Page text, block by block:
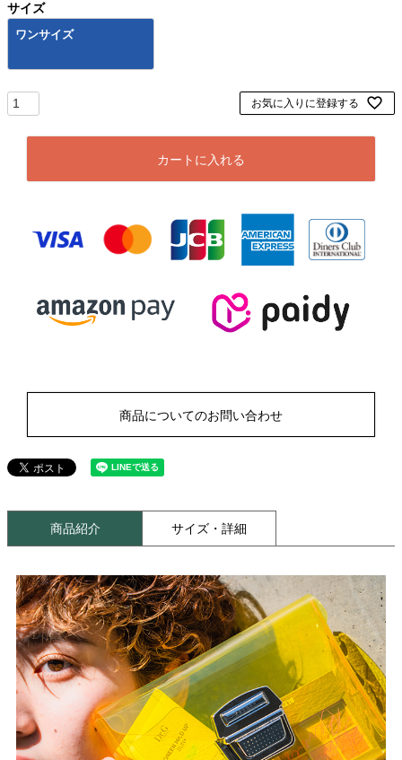
サイズ
ワンサイズ
お気に入りに登録する
カートに入れる
商品についてのお問い合わせ
商品紹介 サイズ・詳細